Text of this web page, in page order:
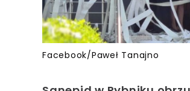
Facebook/Paweł Tanajno